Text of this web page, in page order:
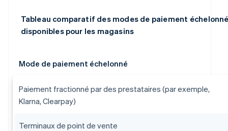
Tableau comparatif des modes de paiement
disponibles pour les magasins
Mode de paiement échelonné
Paiement fractionné par des prestataires (par exemple,
Klarna, Clearpay)
Terminaux de point de vente